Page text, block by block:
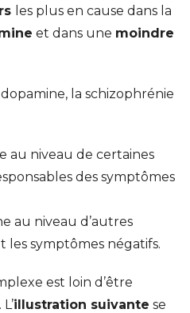
les plus en cause dans la
et dans une moindre
la schizophrénie
au niveau de certaines
des symptômes
au niveau d’autres
les symptômes négatifs.
est loin d’être
illustration suivante se